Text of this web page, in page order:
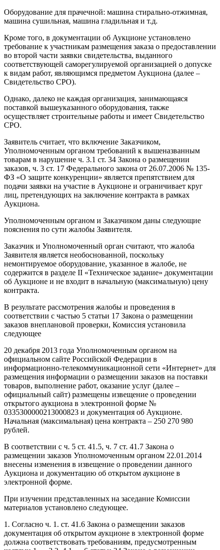
Оборудование для прачечной: машина стирально-отжимная,
машина сушильная, машина гладильная и т.д.
Кроме того, в документации об Аукционе установлено
требование к участникам размещения заказа о предоставлении
во второй части заявки свидетельства, выданного
соответствующей саморегулируемой организацией о допуске
к видам работ, являющимся предметом Аукциона (далее –
Свидетельство СРО).
Однако, далеко не каждая организация, занимающаяся
поставкой вышеуказанного оборудования, также
осуществляет строительные работы и имеет Свидетельство
СРО.
Заявитель считает, что включение Заказчиком,
Уполномоченным органом требований к вышеназванным
товарам в нарушение ч. 3.1 ст. 34 Закона о размещении
заказов, ч. 3 ст. 17 Федерального закона от 26.07.2006 № 135-
ФЗ «О защите конкуренции» является препятствием для
подачи заявки на участие в Аукционе и ограничивает круг
лиц, претендующих на заключение контракта в рамках
Аукциона.
Уполномоченным органом и Заказчиком даны следующие
пояснения по сути жалобы Заявителя.
Заказчик и Уполномоченный орган считают, что жалоба
Заявителя является необоснованной, поскольку
немонтируемое оборудование, указанное в жалобе, не
содержится в разделе II «Техническое задание» документации
об Аукционе и не входит в начальную (максимальную) цену
контракта.
В результате рассмотрения жалобы и проведения в
соответствии с частью 5 статьи 17 Закона о размещении
заказов внеплановой проверки, Комиссия установила
следующее
20 декабря 2013 года Уполномоченным органом на
официальном сайте Российской Федерации в
информационно-телекоммуникационной сети «Интернет» для
размещения информации о размещении заказов на поставки
товаров, выполнение работ, оказание услуг (далее –
официальный сайт) размещены извещение о проведении
открытого аукциона в электронной форме №
0335300000213000823 и документация об Аукционе.
Начальная (максимальная) цена контракта – 250 270 980
рублей.
В соответствии с ч. 5 ст. 41.5, ч. 7 ст. 41.7 Закона о
размещении заказов Уполномоченным органом 22.01.2014
внесены изменения в извещение о проведении данного
Аукциона и документацию об открытом аукционе в
электронной форме.
При изучении представленных на заседание Комиссии
материалов установлено следующее.
1. Согласно ч. 1. ст. 41.6 Закона о размещении заказов
документация об открытом аукционе в электронной форме
должна соответствовать требованиям, предусмотренным